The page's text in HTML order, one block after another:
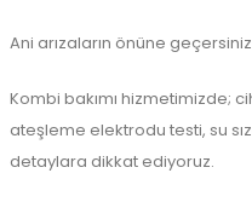
Ani arızaların önüne geçersiniz
Kombi bakımı hizmetimizde;
ateşleme elektrodu testi, su
detaylara dikkat ediyoruz.